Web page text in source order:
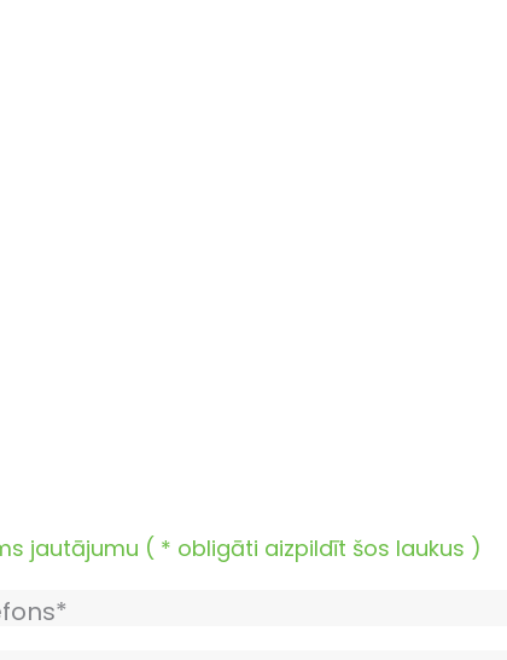
jautājumu ( * obligāti aizpildīt šos laukus )